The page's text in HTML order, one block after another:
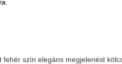
szín elegáns megjelenést